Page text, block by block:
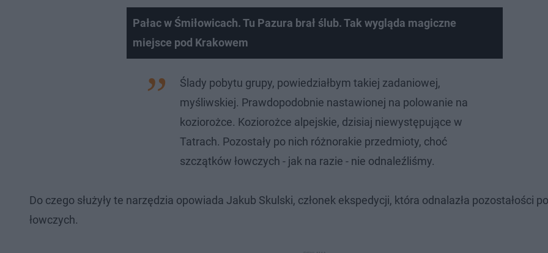
Pałac w Śmiłowicach. Tu Pazura brał ślub. Tak wygląda magiczne
miejsce pod Krakowem
Ślady pobytu grupy, powiedziałbym takiej zadaniowej,
myśliwskiej. Prawdopodobnie nastawionej na polowanie na
koziorożce. Koziorożce alpejskie, dzisiaj niewystępujące w
Tatrach. Pozostały po nich różnorakie przedmioty, choć
szczątków łowczych - jak na razie - nie odnaleźliśmy.
Do czego służyły te narzędzia opowiada Jakub Skulski, członek ekspedycji, która odnalazła pozostałości po
łowczych.